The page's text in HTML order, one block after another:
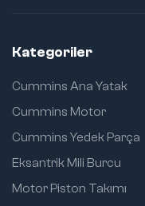
Kategoriler
Cummins Ana Yatak
Cummins Motor
Cummins Yedek Parça
Eksantrik Mili Burcu
Motor Piston Takımı